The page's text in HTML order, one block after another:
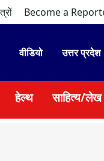
Become a
वीडियो उत्तर प्रदेश
हेल्थ साहित्य/लेख